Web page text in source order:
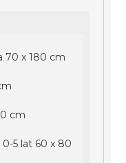
70 x 180 cm
cm
0-5 lat 60 x 80